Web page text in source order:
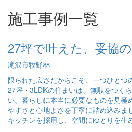
施工事例一覧
27坪で叶えた、妥協
滝沢市牧野林
限られた広さだからこそ、一つひと
27坪・3LDKの住まいは、無駄をつく
い。暮らしに本当に必要なものを見極
やすさと心地よさを丁寧に詰め込み
キッチンを採用し、空間にゆとりを